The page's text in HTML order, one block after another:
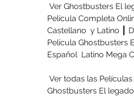
Película Completa
Castellano  y Latino ┃
Película Ghostbusters
Español  Latino Mega
Ghostbusters El